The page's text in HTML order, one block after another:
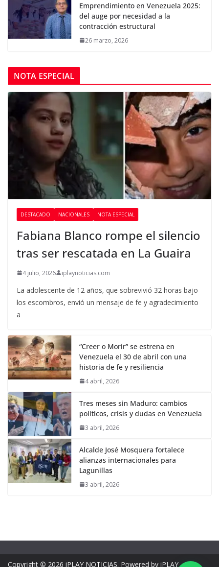
Emprendimiento en Venezuela 2025:
del auge por necesidad a la
contracción estructural
26 marzo, 2026
NOTA ESPECIAL
DESTACADO NACIONALES NOTA ESPECIAL
Fabiana Blanco rompe el silencio
tras ser rescatada en La Guaira
4 julio, 2026 iplaynoticias.com
La adolescente de 12 años, que sobrevivió 32 horas bajo
los escombros, envió un mensaje de fe y agradecimiento
a
“Creer o Morir” se estrena en
Venezuela el 30 de abril con una
historia de fe y resiliencia
4 abril, 2026
Tres meses sin Maduro: cambios
políticos, crisis y dudas en Venezuela
3 abril, 2026
Alcalde José Mosquera fortalece
alianzas internacionales para
Lagunillas
3 abril, 2026
Copyright © 2026 iPLAY NOTICIAS. Powered by iPLAY